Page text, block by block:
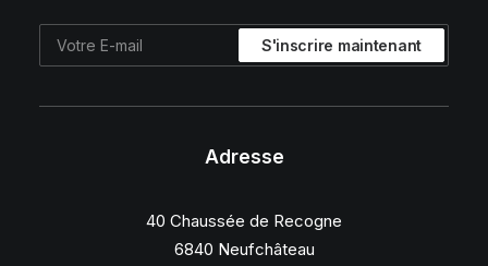
Adresse
40 Chaussée de Recogne
6840 Neufchâteau